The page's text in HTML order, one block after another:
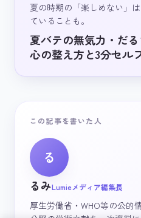
夏の時期の「楽しめない」
ていることも。
夏バテの無気力・だ
心の整え方と3分セル
この記事を書いた人
る
るみLumieメディア編集長
厚生労働省・WHO等の公的